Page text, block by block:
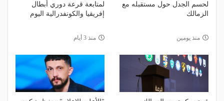
لحسم الجدل حول مستقبله مع
الزمالك
منذ يومين
لمتابعة قرعة دوري أبطال
إفريقيا والكونفدرالية اليوم
منذ 3 أيام